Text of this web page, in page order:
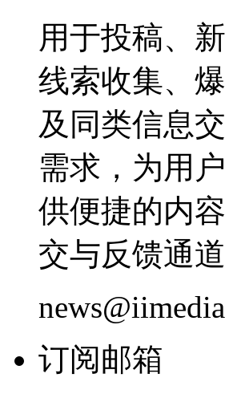
用于投稿、
线索收集、
及同类信息
需求，为用
供便捷的内
交与反馈通道
订阅邮箱